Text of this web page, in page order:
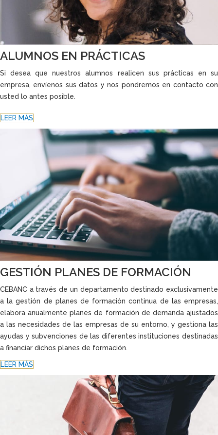
ALUMNOS EN PRÁCTICAS
Si desea que nuestros alumnos realicen sus prácticas en su
empresa, envíenos sus datos y nos pondremos en contacto con
usted lo antes posible.
LEER MÁS
GESTIÓN PLANES DE FORMACIÓN
CEBANC a través de un departamento destinado exclusivamente
a la gestión de planes de formación continua de las empresas,
elabora anualmente planes de formación de demanda ajustados
a las necesidades de las empresas de su entorno, y gestiona las
ayudas y subvenciones de las diferentes instituciones destinadas
a financiar dichos planes de formación.
LEER MÁS